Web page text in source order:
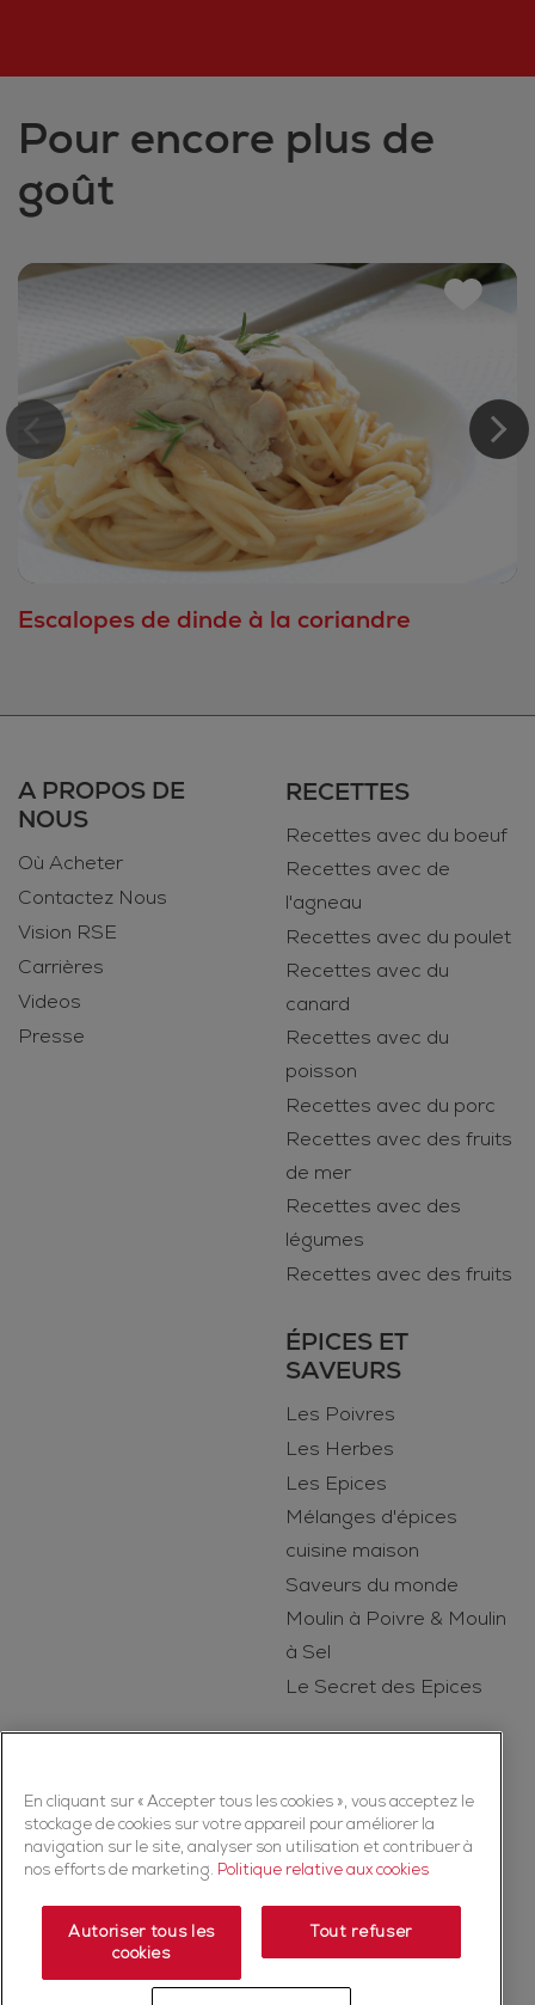
Pour encore plus de
goût
Escalopes de dinde à la coriandre
A PROPOS DE
NOUS
Où Acheter
Contactez Nous
Vision RSE
Carrières
Videos
Presse
RECETTES
Recettes avec du boeuf
Recettes avec de
l'agneau
Recettes avec du poulet
Recettes avec du
canard
Recettes avec du
poisson
Recettes avec du porc
Recettes avec des fruits
de mer
Recettes avec des
légumes
Recettes avec des fruits
ÉPICES ET
SAVEURS
Les Poivres
Les Herbes
Les Epices
Mélanges d'épices
cuisine maison
Saveurs du monde
Moulin à Poivre & Moulin
à Sel
Le Secret des Epices
Copyright © 2026 Ducros (McCormick & Company, Inc). Tous droits
réservés
Politique de confidentialité
Politique relative aux cookies
Plan du Site
En cliquant sur « Accepter tous les cookies », vous acceptez le
stockage de cookies sur votre appareil pour améliorer la
navigation sur le site, analyser son utilisation et contribuer à
nos efforts de marketing. Politique relative aux cookies
Autoriser tous les
cookies
Tout refuser